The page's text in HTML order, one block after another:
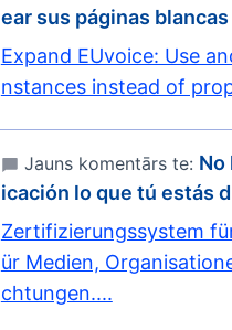
ear sus páginas
Expand EUvoice: Use
nstances instead of
Jauns komentārs te: No
icación lo que tú estás
Zertifizierungssystem
ür Medien,
chtungen....